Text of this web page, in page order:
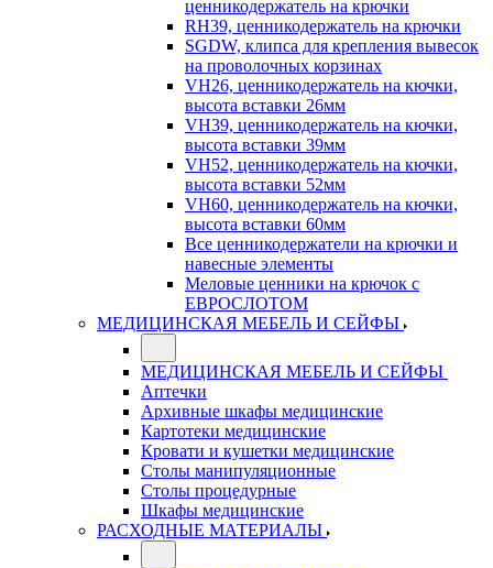
ценникодержатель на крючки
RH39, ценникодержатель на крючки
SGDW, клипса для крепления вывесок
на проволочных корзинах
VH26, ценникодержатель на кючки,
высота вставки 26мм
VH39, ценникодержатель на кючки,
высота вставки 39мм
VH52, ценникодержатель на кючки,
высота вставки 52мм
VH60, ценникодержатель на кючки,
высота вставки 60мм
Все ценникодержатели на крючки и
навесные элементы
Меловые ценники на крючок с
ЕВРОСЛОТОМ
МЕДИЦИНСКАЯ МЕБЕЛЬ И СЕЙФЫ
МЕДИЦИНСКАЯ МЕБЕЛЬ И СЕЙФЫ
Аптечки
Архивные шкафы медицинские
Картотеки медицинские
Кровати и кушетки медицинские
Столы манипуляционные
Столы процедурные
Шкафы медицинские
РАСХОДНЫЕ МАТЕРИАЛЫ